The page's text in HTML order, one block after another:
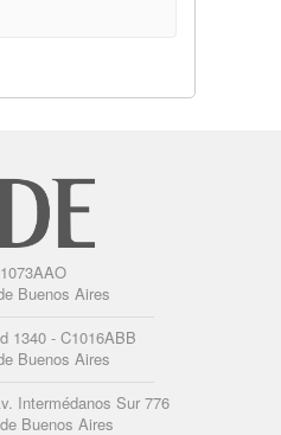
Buenos Aires
1340 - C1016ABB
Buenos Aires
Intermédanos Sur 776
Buenos Aires